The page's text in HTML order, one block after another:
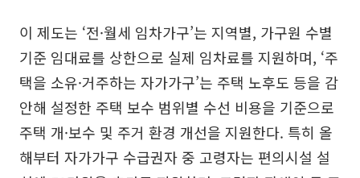
이 제도는 ‘전·월세 임차가구’는 지역별, 가구원 수별
기준 임대료를 상한으로 실제 임차료를 지원하며, ‘주
택을 소유·거주하는 자가가구’는 주택 노후도 등을 감
안해 설정한 주택 보수 범위별 수선 비용을 기준으로
주택 개·보수 및 주거 환경 개선을 지원한다. 특히 올
해부터 자가가구 수급권자 중 고령자는 편의시설 설